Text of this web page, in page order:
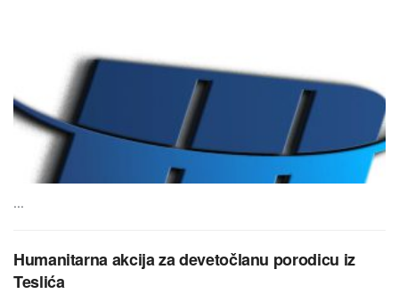
...
Humanitarna akcija za devetočlanu porodicu iz
Teslića